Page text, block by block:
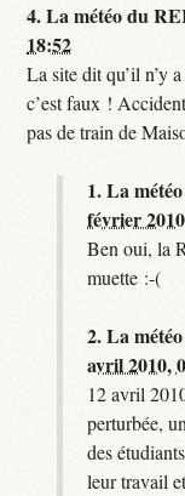
4.La météo du
18:52
La site dit qu’il n’y
c’est faux !
pas de train de
1.La
février
Ben oui, la
muette :-(
2.La
avril 2010,
12 avril
perturbée,
des
leur travail